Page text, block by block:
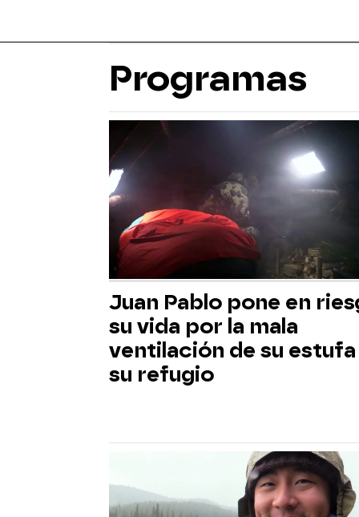
Programas
Juan Pablo pone en
su vida por la mala
ventilación de su estufa
su refugio